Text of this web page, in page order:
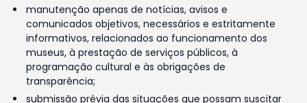
manutenção apenas de notícias, avisos e
comunicados objetivos, necessários e estritamente
informativos, relacionados ao funcionamento dos
museus, à prestação de serviços públicos, à
programação cultural e às obrigações de
transparência;
submissão prévia das situações que possam suscitar